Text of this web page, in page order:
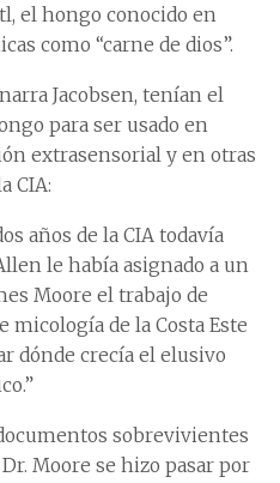
el hongo conocido en
como “carne de dios”.
Jacobsen, tenían el
para ser usado en
extrasensorial y en otras
CIA:
años de la CIA todavía
le había asignado a un
Moore el trabajo de
de la Costa Este
dónde crecía el elusivo
sobrevivientes
Moore se hizo pasar por